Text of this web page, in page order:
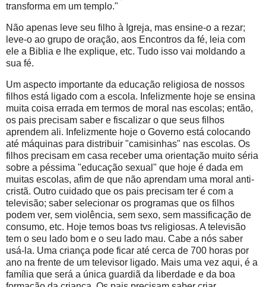
transforma em um templo."
Não apenas leve seu filho à Igreja, mas ensine-o a rezar;
leve-o ao grupo de oração, aos Encontros da fé, leia com
ele a Biblia e lhe explique, etc. Tudo isso vai moldando a
sua fé.
Um aspecto importante da educação religiosa de nossos
filhos está ligado com a escola. Infelizmente hoje se ensina
muita coisa errada em termos de moral nas escolas; então,
os pais precisam saber e fiscalizar o que seus filhos
aprendem ali. Infelizmente hoje o Governo está colocando
até máquinas para distribuir "camisinhas" nas escolas. Os
filhos precisam em casa receber uma orientação muito séria
sobre a péssima "educação sexual" que hoje é dada em
muitas escolas, afim de que não aprendam uma moral anti-
cristã. Outro cuidado que os pais precisam ter é com a
televisão; saber selecionar os programas que os filhos
podem ver, sem violência, sem sexo, sem massificação de
consumo, etc. Hoje temos boas tvs religiosas. A televisão
tem o seu lado bom e o seu lado mau. Cabe a nós saber
usá-la. Uma criança pode ficar até cerca de 700 horas por
ano na frente de um televisor ligado. Mais uma vez aqui, é a
família que será a única guardiã da liberdade e da boa